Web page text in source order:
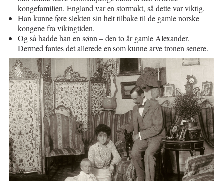
kongefamilien. England var en stormakt, så dette var viktig.
Han kunne føre slekten sin helt tilbake til de gamle norske
kongene fra vikingtiden.
Og så hadde han en sønn – den to år gamle Alexander.
Dermed fantes det allerede en som kunne arve tronen senere.